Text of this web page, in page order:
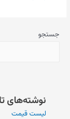
جستجو
نوشته‌های
لیست قیمت